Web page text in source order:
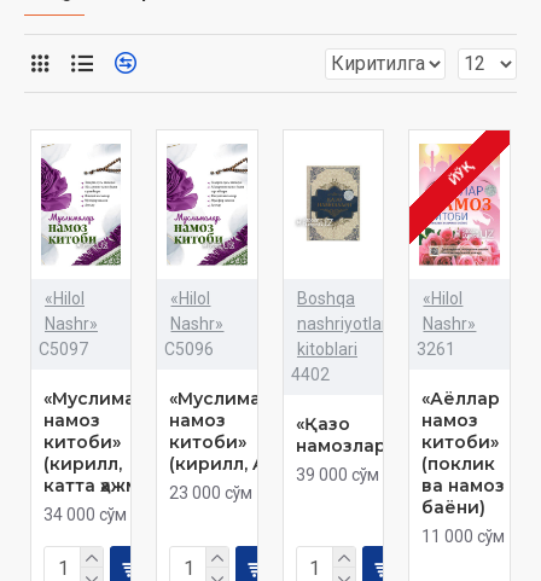
«Hilol
Nashr»
C5097
«Муслималар
намоз
китоби»
(кирилл,
катта ҳажмда)
34 000 сўм
«Hilol
Nashr»
C5096
«Муслималар
намоз
китоби»
(кирилл, A5)
23 000 сўм
Boshqa
nashriyotlar
kitoblari
4402
«Қазо
намозлари»
39 000 сўм
ЙЎҚ
«Hilol
Nashr»
3261
«Аёллар
намоз
китоби»
(поклик
ва намоз
баёни)
11 000 сўм